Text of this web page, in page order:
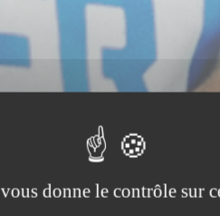
donne le contrôle sur